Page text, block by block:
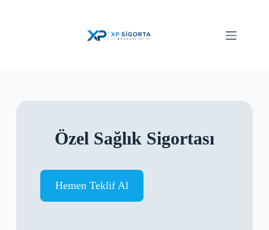
Özel Sağlık Sigortası
Hemen Teklif Al